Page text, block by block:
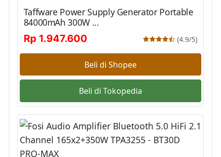
Taffware Power Supply Generator Portable
84000mAh 300W ...
Rp 1.947.600
(4.9/5)
Beli di Shopee
Beli di Tokopedia